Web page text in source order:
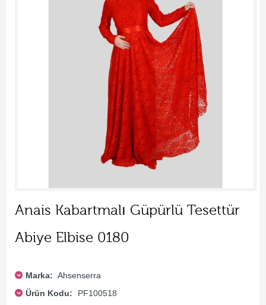
Anais Kabartmalı Güpürlü Tesettür
Abiye Elbise 0180
Marka: Ahsenserra
Ürün Kodu:
PF100518